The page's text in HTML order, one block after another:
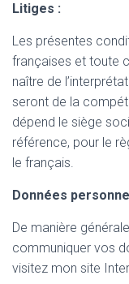
Litiges :
Les présentes
françaises et toute
naître de
seront de la
dépend le siège
référence, pour le
le français.
Données
De manière
communiquer vos
visitez mon site